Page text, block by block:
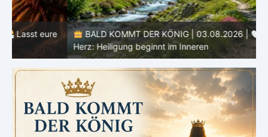
BALD KOMMT DER KÖNIG | 03.08.2026 |
Ein reines
Herz: Heiligung beginnt im Inneren